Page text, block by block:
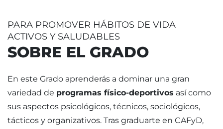
PARA PROMOVER HÁBITOS DE VIDA
ACTIVOS Y SALUDABLES
SOBRE EL GRADO
En este Grado aprenderás a dominar una gran
variedad de programas físico-deportivos así como
sus aspectos psicológicos, técnicos, sociológicos,
tácticos y organizativos. Tras graduarte en CAFyD,